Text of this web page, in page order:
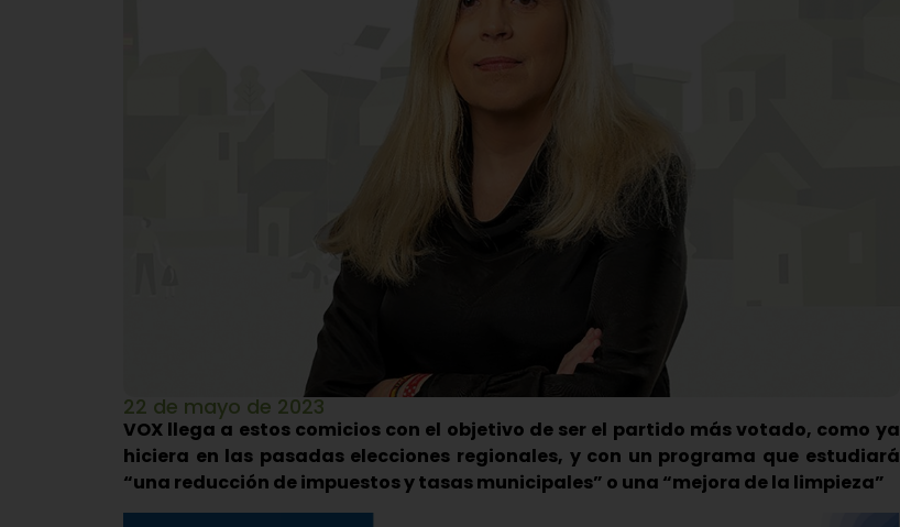
22 de mayo de 2023
VOX llega a estos comicios con el objetivo de ser el partido más votado, como ya
hiciera en las pasadas elecciones regionales, y con un programa que estudiará
“una reducción de impuestos y tasas municipales” o una “mejora de la limpieza”